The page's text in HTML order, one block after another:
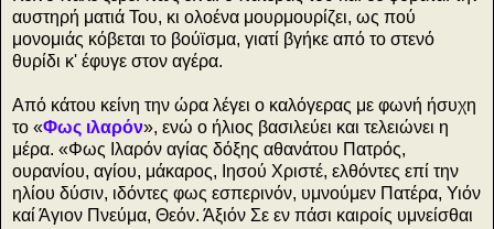
αυστηρή ματιά Του, κι ολοένα μουρμουρίζει, ως πού
μονομιάς κόβεται το βούϊσμα, γιατί βγήκε από το στενό
θυρίδι κ' έφυγε στον αγέρα.
Από κάτου κείνη την ώρα λέγει ο καλόγερας με φωνή ήσυχη
το «Φως ιλαρόν», ενώ ο ήλιος βασιλεύει και τελειώνει η
μέρα. «Φως Ιλαρόν αγίας δόξης αθανάτου Πατρός,
ουρανίου, αγίου, μάκαρος, Ιησού Χριστέ, ελθόντες επί την
ηλίου δύσιν, ιδόντες φως εσπερινόν, υμνούμεν Πατέρα, Υιόν
καί Άγιον Πνεύμα, Θεόν. Άξιόν Σε εν πάσι καιροίς υμνείσθαι